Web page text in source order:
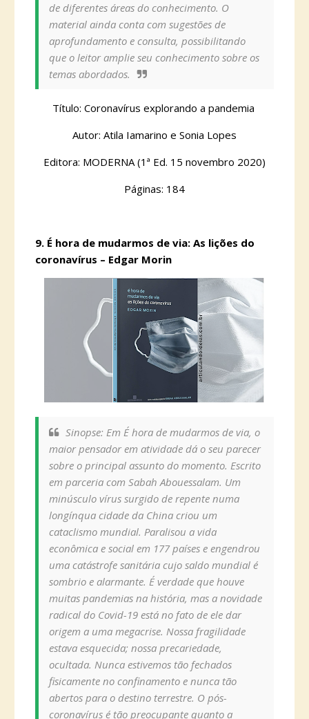
de diferentes áreas do conhecimento. O
material ainda conta com sugestões de
aprofundamento e consulta, possibilitando
que o leitor amplie seu conhecimento sobre os
temas abordados.
Título: Coronavírus explorando a pandemia
Autor: Atila Iamarino e Sonia Lopes
Editora: MODERNA (1ª Ed. 15 novembro 2020)
Páginas: 184
9. É hora de mudarmos de via: As lições do
coronavírus – Edgar Morin
Sinopse: Em É hora de mudarmos de via, o
maior pensador em atividade dá o seu parecer
sobre o principal assunto do momento. Escrito
em parceria com Sabah Abouessalam. Um
minúsculo vírus surgido de repente numa
longínqua cidade da China criou um
cataclismo mundial. Paralisou a vida
econômica e social em 177 países e engendrou
uma catástrofe sanitária cujo saldo mundial é
sombrio e alarmante. É verdade que houve
muitas pandemias na história, mas a novidade
radical do Covid-19 está no fato de ele dar
origem a uma megacrise. Nossa fragilidade
estava esquecida; nossa precariedade,
ocultada. Nunca estivemos tão fechados
fisicamente no confinamento e nunca tão
abertos para o destino terrestre. O pós-
coronavírus é tão preocupante quanto a